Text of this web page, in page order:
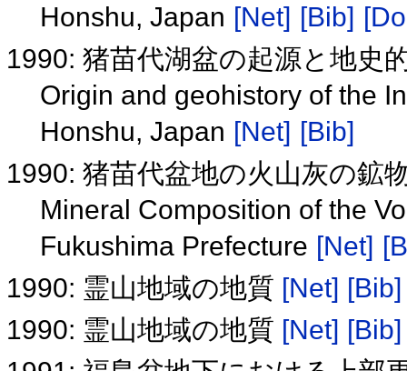
Honshu, Japan [Net] [Bib]
1990: 猪苗代湖盆の起源と地史
Origin and geohistory of the
Honshu, Japan [Net] [Bib]
1990: 猪苗代盆地の火山灰の鉱
Mineral Composition of the
Fukushima Prefecture [Net]
1990: 霊山地域の地質 [Net] [Bib]
1990: 霊山地域の地質 [Net] [Bib]